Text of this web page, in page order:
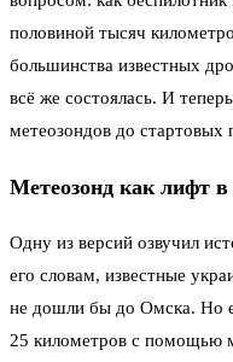
половиной тысяч
большинства известных
всё же состоялась. И
метеозондов до
Метеозонд как лифт в
Одну из версий озвучил
его словам, известные
не дошли бы до Омска. Но
25 километров с помощью